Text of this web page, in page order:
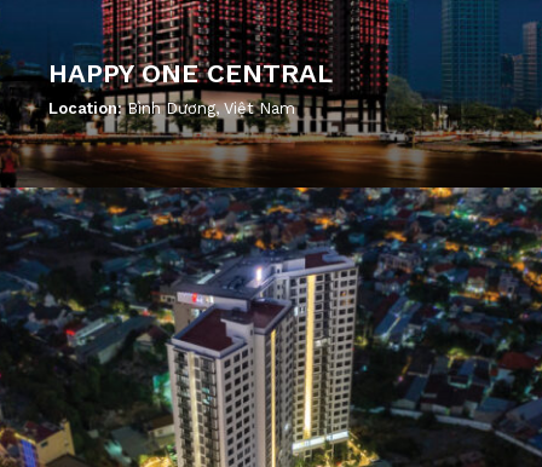
';
HAPPY ONE CENTRAL
Location:Bình Dương, Việt Nam